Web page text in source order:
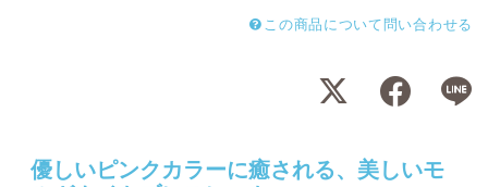
この商品について問い合わせる
優しいピンクカラーに癒される、美しいモ